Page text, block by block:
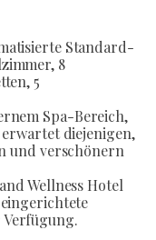
Standard-
8
5
Spa-Bereich,
diejenigen,
und verschönern
Wellness Hotel
Verfügung.